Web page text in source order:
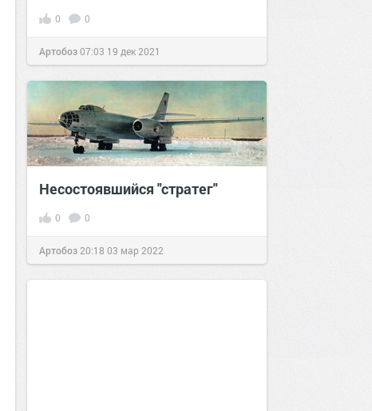
0 0
Артобоз07:03 19 дек 2021
Несостоявшийся "стратег"
0 0
Артобоз 20:18 03 мар 2022